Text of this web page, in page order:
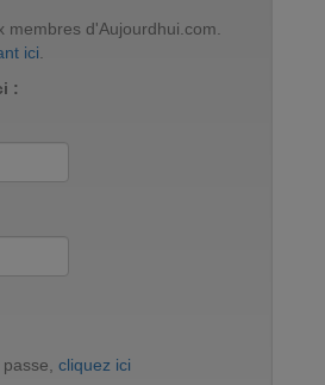
membres d'Aujourdhui.com.
ici
:
cliquez ici